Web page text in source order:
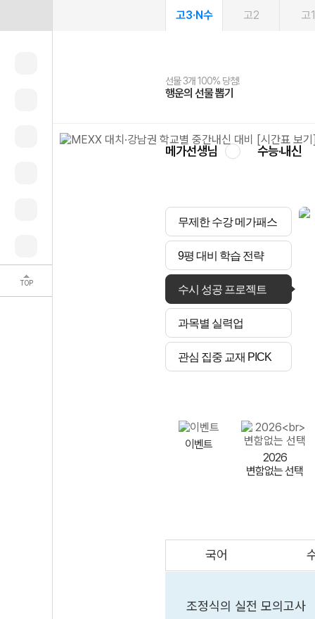
TOP
고3·N수 고2 고1
선물 3개 100% 당첨!
행운의 선물 뽑기
선물 100% 증정!
메가스터디 X 올리브
2027 러셀 단과
강사 공개선발
스마트러닝앱
설문 EVENT
메가패스
3일 무료 체험권
메가패스 수강생 무료혜택!
메가클럽 멤버십
사회공헌 캠페인
희망이룸 메가나눔
메가선생님 수능·내신
무제한 수강 메가패스
9평 대비 학습 전략
수시 성공 프로젝트
과목별 실력업
관심 집중 교재 PICK
이벤트
2026
변함없는 선택
국어
조정식의 실전 모의고사